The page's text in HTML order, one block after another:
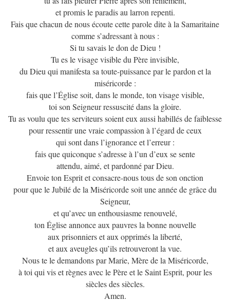
et promis le paradis au larron repenti.
Fais que chacun de nous écoute cette parole dite à la Samaritaine
comme s’adressant à nous :
Si tu savais le don de Dieu !
Tu es le visage visible du Père invisible,
du Dieu qui manifesta sa toute-puissance par le pardon et la
miséricorde :
fais que l’Église soit, dans le monde, ton visage visible,
toi son Seigneur ressuscité dans la gloire.
Tu as voulu que tes serviteurs soient eux aussi habillés de faiblesse
pour ressentir une vraie compassion à l’égard de ceux
qui sont dans l’ignorance et l’erreur :
fais que quiconque s’adresse à l’un d’eux se sente
attendu, aimé, et pardonné par Dieu.
Envoie ton Esprit et consacre-nous tous de son onction
pour que le Jubilé de la Miséricorde soit une année de grâce du
Seigneur,
et qu’avec un enthousiasme renouvelé,
ton Église annonce aux pauvres la bonne nouvelle
aux prisonniers et aux opprimés la liberté,
et aux aveugles qu’ils retrouveront la vue.
Nous te le demandons par Marie, Mère de la Miséricorde,
à toi qui vis et règnes avec le Père et le Saint Esprit, pour les
siècles des siècles.
Amen.